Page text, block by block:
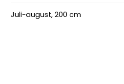
Juli-august, 200 cm